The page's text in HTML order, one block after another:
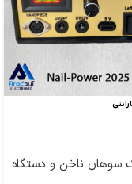
سوهان ناخن و دستگاه